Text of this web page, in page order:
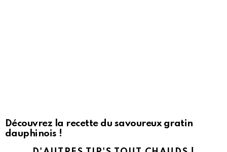
Découvrez la recette du savoureux gratin
dauphinois !